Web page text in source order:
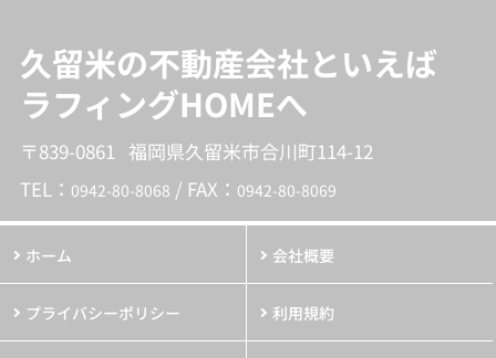
久留米の不動産会社といえば
ラフィングHOMEへ
〒839-0861 福岡県久留米市合川町114-12
TEL： 0942-80-8068 / FAX： 0942-80-8069
ホーム 会社概要
プライバシーポリシー 利用規約